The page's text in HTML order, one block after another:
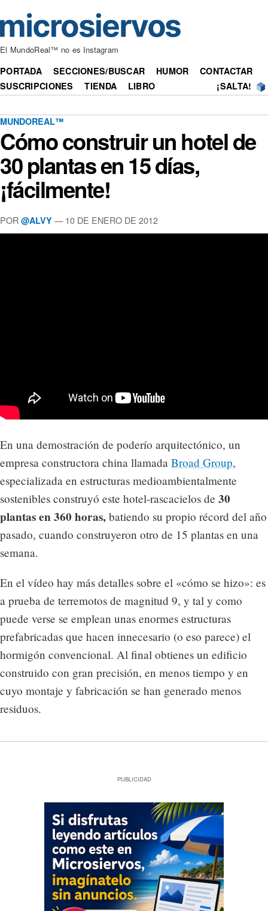
El MundoReal™ no es Instagram
PORTADA SECCIONES/BUSCAR HUMOR
CONTACTAR
SUSCRIPCIONES
TIENDA LIBRO ¡SALTA!
MUNDOREAL™
Cómo construir un hotel de
30 plantas en 15 días,
¡fácilmente!
POR @ALVY — 10 DE ENERO DE 2012
En una demostración de poderío arquitectónico, un
empresa constructora china llamada Broad Group,
especializada en estructuras medioambientalmente
sostenibles construyó este hotel-rascacielos de 30
plantas en 360 horas, batiendo su propio récord del año
pasado, cuando construyeron otro de 15 plantas en una
semana.
En el vídeo hay más detalles sobre el «cómo se hizo»: es
a prueba de terremotos de magnitud 9, y tal y como
puede verse se emplean unas enormes estructuras
prefabricadas que hacen innecesario (o eso parece) el
hormigón convencional. Al final obtienes un edificio
construido con gran precisión, en menos tiempo y en
cuyo montaje y fabricación se han generado menos
residuos.
PUBLICIDAD